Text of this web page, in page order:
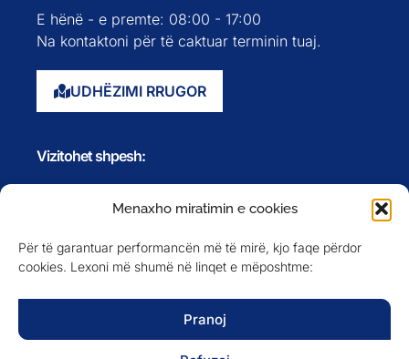
Menaxho miratimin e cookies
Për të garantuar performancën më të mirë, kjo faqe përdor
cookies. Lexoni më shumë në linqet e mëposhtme:
Pranoj
E hënë - e premte: 08:00 - 17:00
Na kontaktoni për të caktuar terminin tuaj.
UDHËZIMI RRUGOR
Vizitohet shpesh:
Evente
Anëtarët
Newsletter